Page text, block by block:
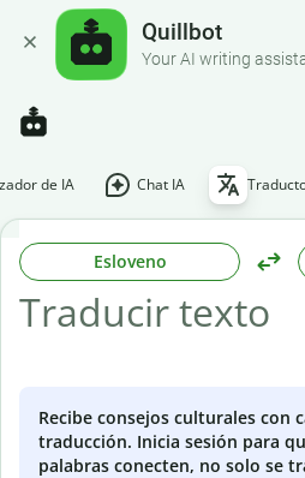
Quillbot
Your AI writing
de IA Chat IA
Esloveno
Recibe consejos culturales con
traducción. Inicia sesión para
palabras conecten, no solo se